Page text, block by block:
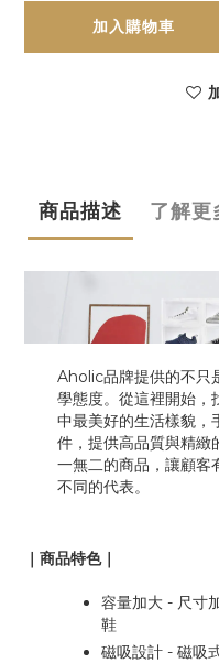
加入購物車
商品描述 了解更
Aholic品牌提供的不只
學態度。從這裡開始，
中最美好的生活樣貌，
件，提供高品質與精緻
一無二的商品，讓顧客
不同的代表。
｜商品特色｜
容量加大 - 尺寸
鞋
磁吸設計 - 磁吸